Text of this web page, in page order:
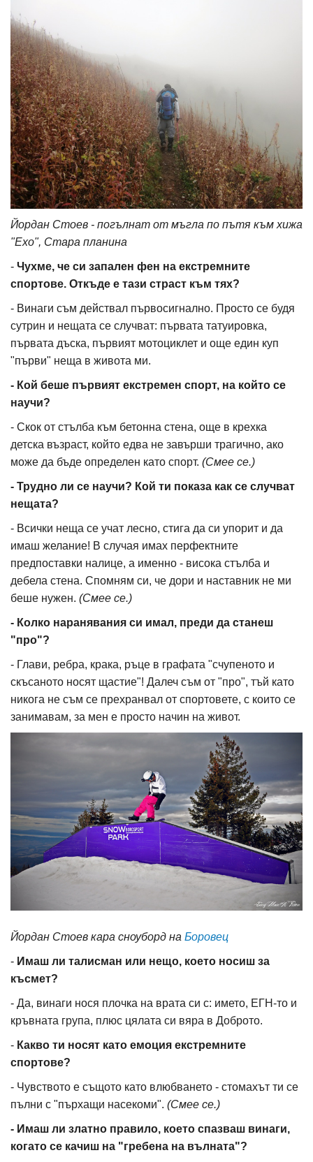
Йордан Стоев - погълнат от мъгла по пътя към хижа
"Ехо", Стара планина
- Чухме, че си запален фен на екстремните
спортове. Откъде е тази страст към тях?
- Винаги съм действал първосигнално. Просто се будя
сутрин и нещата се случват: първата татуировка,
първата дъска, първият мотоциклет и още един куп
"първи" неща в живота ми.
- Кой беше първият екстремен спорт, на който се
научи?
- Скок от стълба към бетонна стена, още в крехка
детска възраст, който едва не завърши трагично, ако
може да бъде определен като спорт. (Смее се.)
- Трудно ли се научи? Кой ти показа как се случват
нещата?
- Всички неща се учат лесно, стига да си упорит и да
имаш желание! В случая имах перфектните
предпоставки налице, а именно - висока стълба и
дебела стена. Спомням си, че дори и наставник не ми
беше нужен. (Смее се.)
- Колко наранявания си имал, преди да станеш
"про"?
- Глави, ребра, крака, ръце в графата "счупеното и
скъсаното носят щастие"! Далеч съм от "про", тъй като
никога не съм се прехранвал от спортовете, с които се
занимавам, за мен е просто начин на живот.
Йордан Стоев кара сноуборд на Боровец
- Имаш ли талисман или нещо, което носиш за
късмет?
- Да, винаги нося плочка на врата си с: името, ЕГН-то и
кръвната група, плюс цялата си вяра в Доброто.
- Какво ти носят като емоция екстремните
спортове?
- Чувството е същото като влюбването - стомахът ти се
пълни с "пърхащи насекоми". (Смее се.)
- Имаш ли златно правило, което спазваш винаги,
когато се качиш на "гребена на вълната"?